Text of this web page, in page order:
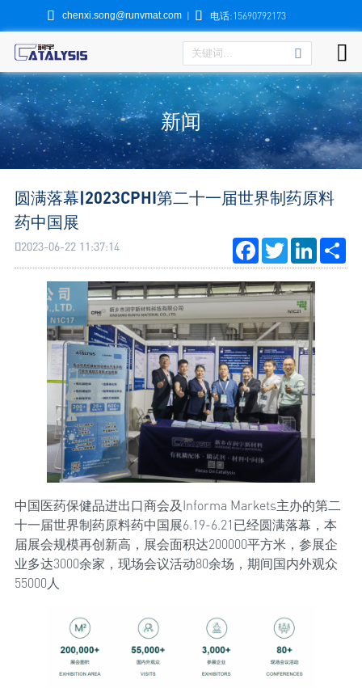
 chenxi.song@runvmat.com |  电话:15690792173

新闻
圆满落幕|2023CPHI第二十一届世界制药原料
药中国展
2023-06-22 11:37:14 Facebook
Twitter
中国医药保健品进出口商会及Informa Markets主办的第二
十一届世界制药原料药中国展6.19-6.21已经圆满落幕，本
届展会规模再创新高，展会面积达200000平方米，参展企
业多达3000余家，现场会议活动80余场，期间国内外观众
55000人